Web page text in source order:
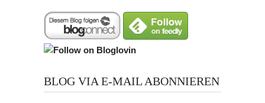
BLOG VIA E-MAIL ABONNIEREN